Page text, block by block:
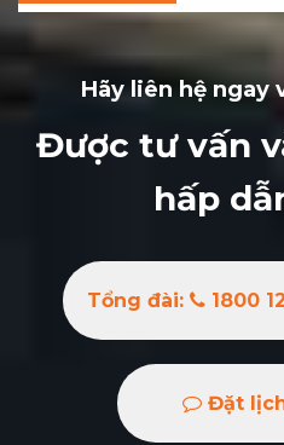
Hãy liên hệ ngay
Được tư vấn
hấp
Tổng đài: 1800
Đặt